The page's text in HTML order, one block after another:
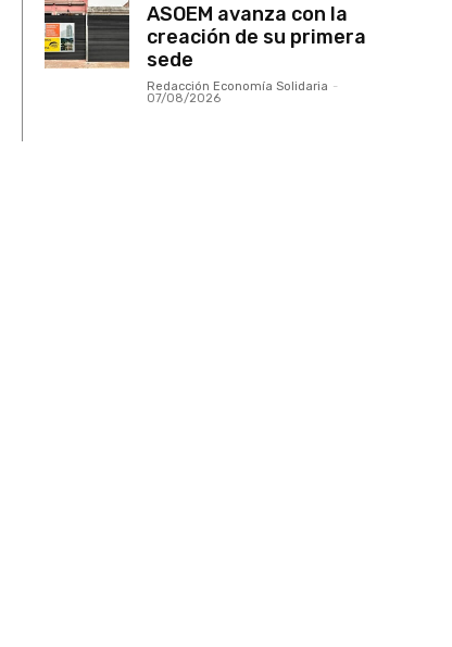
ASOEM avanza con la
creación de su primera
sede
Redacción Economía Solidaria -
07/08/2026